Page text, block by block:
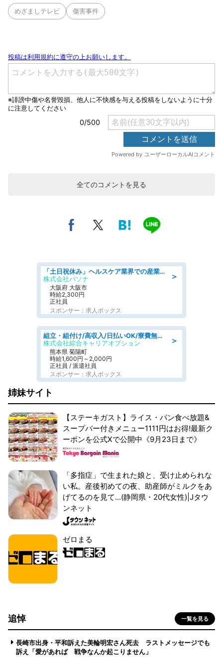
めざましテレビ 傷害事件
全てのコメントを見る
＞
「土日祝休み」ヘルスケア業界での産業保健師業務/看護師/高時給/要資格:正看護師
株式会社パソナ
大阪府 大阪市
時給2,300円
正社員
スポンサー：求人ボックス
＞
組立・組付け/高収入/日払いOK/寮費無料/交替制/20・30・40代活躍中
株式会社綜合キャリアオプション
熊本県 菊陽町
時給1,600円～2,000円
正社員 / 派遣社員
スポンサー：求人ボックス
姉妹サイト
【ステーキガスト】ライス・パン食べ放題&
スープバー付きメニュー1111円はお得!最新ク
ーポンを公式Xで公開中《9月23日まで》
「多指症」で生まれた娘と、受け止められな
い私。産後初めての夜、助産師がミルクをあ
げてるのを見て...(静岡県・20代女性)|Jタウ
ンネット
ゼロまる
追悼 一覧を見る
長崎市出身・平和訴えた美輪明宏さん死去 ラストメッセージでも
訴え「愛があれば 戦争なんか起こりません」